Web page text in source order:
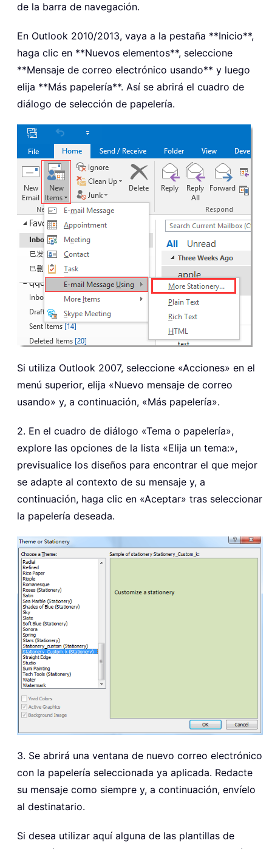
de la barra de navegación.
En Outlook 2010/2013, vaya a la pestaña **Inicio**,
haga clic en **Nuevos elementos**, seleccione
**Mensaje de correo electrónico usando** y luego
elija **Más papelería**. Así se abrirá el cuadro de
diálogo de selección de papelería.
Si utiliza Outlook 2007, seleccione «Acciones» en el
menú superior, elija «Nuevo mensaje de correo
usando» y, a continuación, «Más papelería».
2. En el cuadro de diálogo «Tema o papelería»,
explore las opciones de la lista «Elija un tema:»,
previsualice los diseños para encontrar el que mejor
se adapte al contexto de su mensaje y, a
continuación, haga clic en «Aceptar» tras seleccionar
la papelería deseada.
3. Se abrirá una ventana de nuevo correo electrónico
con la papelería seleccionada ya aplicada. Redacte
su mensaje como siempre y, a continuación, envíelo
al destinatario.
Si desea utilizar aquí alguna de las plantillas de